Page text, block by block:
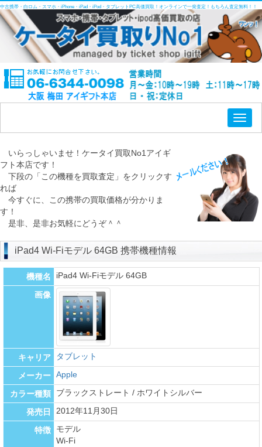
中古携帯・白ロム・スマホ・iPhone・iPad・iPod・タブレットPC高価買取！オンラインで一発査定！もちろん査定無料！！
いらっしゃいませ！ケータイ買取No1アイギ
フト本店です！
下段の「この機種を買取査定」をクリックす
れば
今すぐに、この携帯の買取価格が分かりま
す！
是非、是非お気軽にどうぞ＾＾
iPad4 Wi-Fiモデル 64GB 携帯機種情報
機種名 iPad4 Wi-Fiモデル 64GB
画像
キャリア タブレット
メーカー Apple
カラー種類 ブラックストレート / ホワイトシルバー
発売日 2012年11月30日
特徴
モデル
Wi-Fi